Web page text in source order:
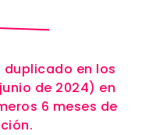
duplicado en los
de 2024) en
6 meses de